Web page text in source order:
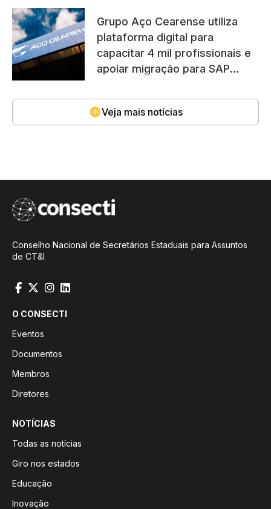
Grupo Aço Cearense utiliza
plataforma digital para
capacitar 4 mil profissionais e
apoiar migração para SAP
Veja mais notícias
Conselho Nacional de Secretários Estaduais para Assuntos
de CT&I
O CONSECTI
Eventos
Documentos
Membros
Diretores
NOTÍCIAS
Todas as notícias
Giro nos estados
Educação
Inovação